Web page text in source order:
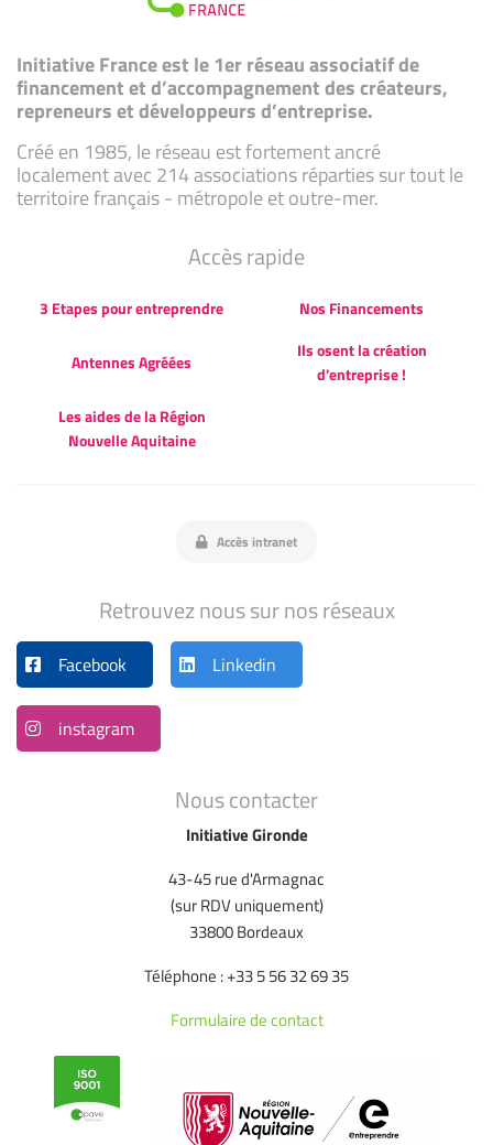
Initiative France est le 1er réseau associatif de
financement et d’accompagnement des créateurs,
repreneurs et développeurs d’entreprise.
Créé en 1985, le réseau est fortement ancré
localement avec 214 associations réparties sur tout le
territoire français - métropole et outre-mer.
Nous contacter
Initiative Gironde
43-45 rue d'Armagnac
(sur RDV uniquement)
33800 Bordeaux
Téléphone : +33 5 56 32 69 35
Formulaire de contact
Accès rapide
3 Etapes pour entreprendre Nos Financements
Antennes Agréées
Ils osent la création
d'entreprise !
Les aides de la Région
Nouvelle Aquitaine
Accès intranet
Retrouvez nous sur nos réseaux
Facebook Linkedin
instagram